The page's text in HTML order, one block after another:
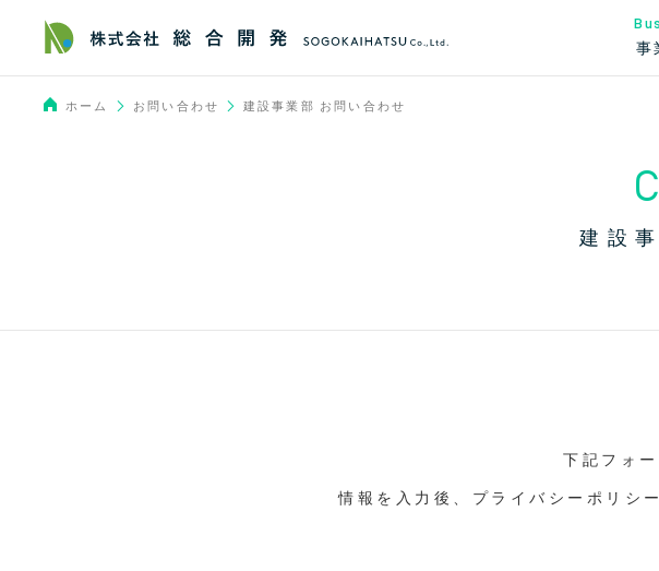
事
ホーム お問い合わせ 建設事業部 お問い合わせ
建設
下記フォ
情報を入力後、プライバシーポリシ